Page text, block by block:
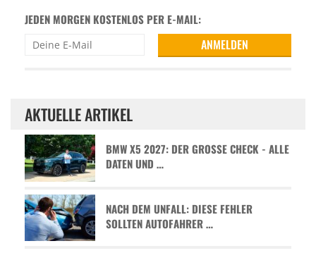
JEDEN MORGEN KOSTENLOS PER E-MAIL:
AKTUELLE ARTIKEL
BMW X5 2027: DER GROSSE CHECK - ALLE D
ATEN UND …
NACH DEM UNFALL: DIESE FEHLER
SOLLTEN AUTOFAHRER …